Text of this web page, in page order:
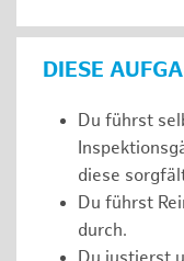
DIESE
Du führst
diese
Du führst
durch.